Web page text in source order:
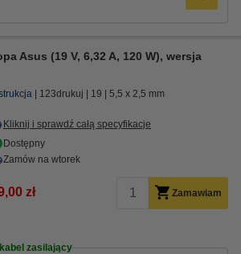
Asus (19 V, 6,32 A, 120 W), wersja
123drukuj 19 5,5 x 2,5 mm
Kliknij i sprawdź całą specyfikacje
Dostępny
Zamów na wtorek
zł Zamawiam
zasilający